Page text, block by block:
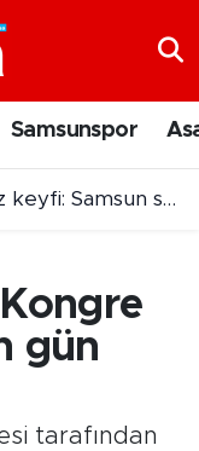
Samsunspor
koylar ilgi görüyor
gün
tarafından